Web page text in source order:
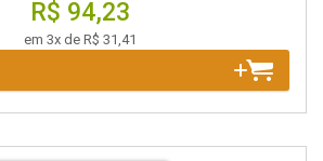
R$ 94,23
em 3x de R$ 31,41